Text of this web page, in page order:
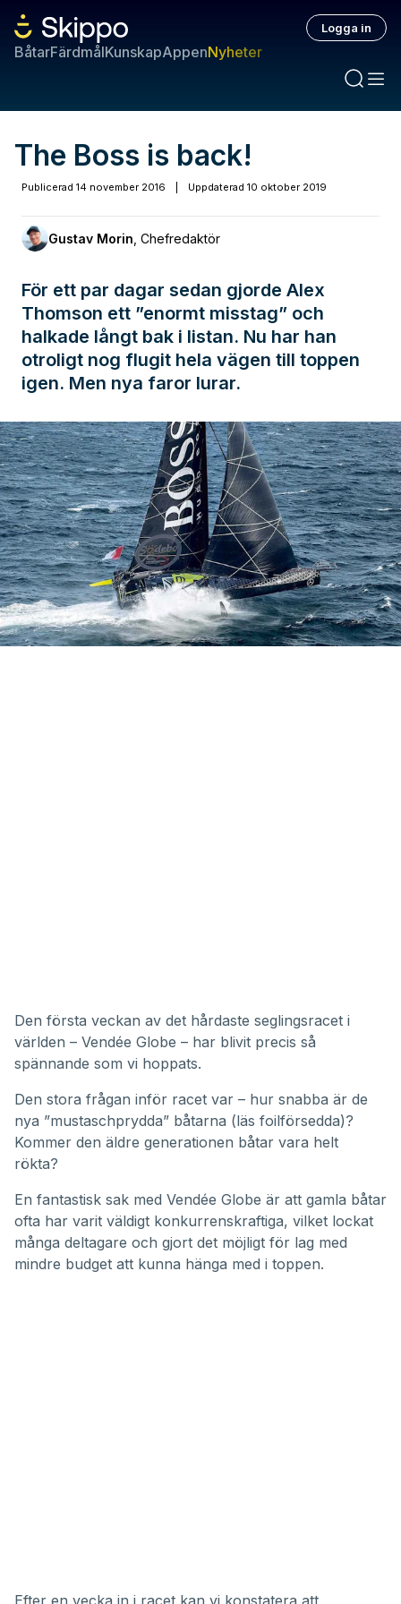
BåtarFärdmålKunskapAppenNyheter
Logga in
The Boss is back!
Publicerad 14 november 2016 Uppdaterad 10 oktober 2019
Gustav Morin Chefredaktör
För ett par dagar sedan gjorde Alex
Thomson ett ”enormt misstag” och
halkade långt bak i listan. Nu har han
otroligt nog flugit hela vägen till toppen
igen. Men nya faror lurar.
Den första veckan av det hårdaste seglingsracet i
världen – Vendée Globe – har blivit precis så
spännande som vi hoppats.
Den stora frågan inför racet var – hur snabba är de
nya ”mustaschprydda” båtarna (läs foilförsedda)?
Kommer den äldre generationen båtar vara helt
rökta?
En fantastisk sak med Vendée Globe är att gamla båtar
ofta har varit väldigt konkurrenskraftiga, vilket lockat
många deltagare och gjort det möjligt för lag med
mindre budget att kunna hänga med i toppen.